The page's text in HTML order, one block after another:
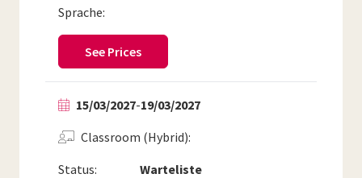
Sprache:
See Prices
15/03/2027-19/03/2027
Status: Warteliste
Classroom (Hybrid)